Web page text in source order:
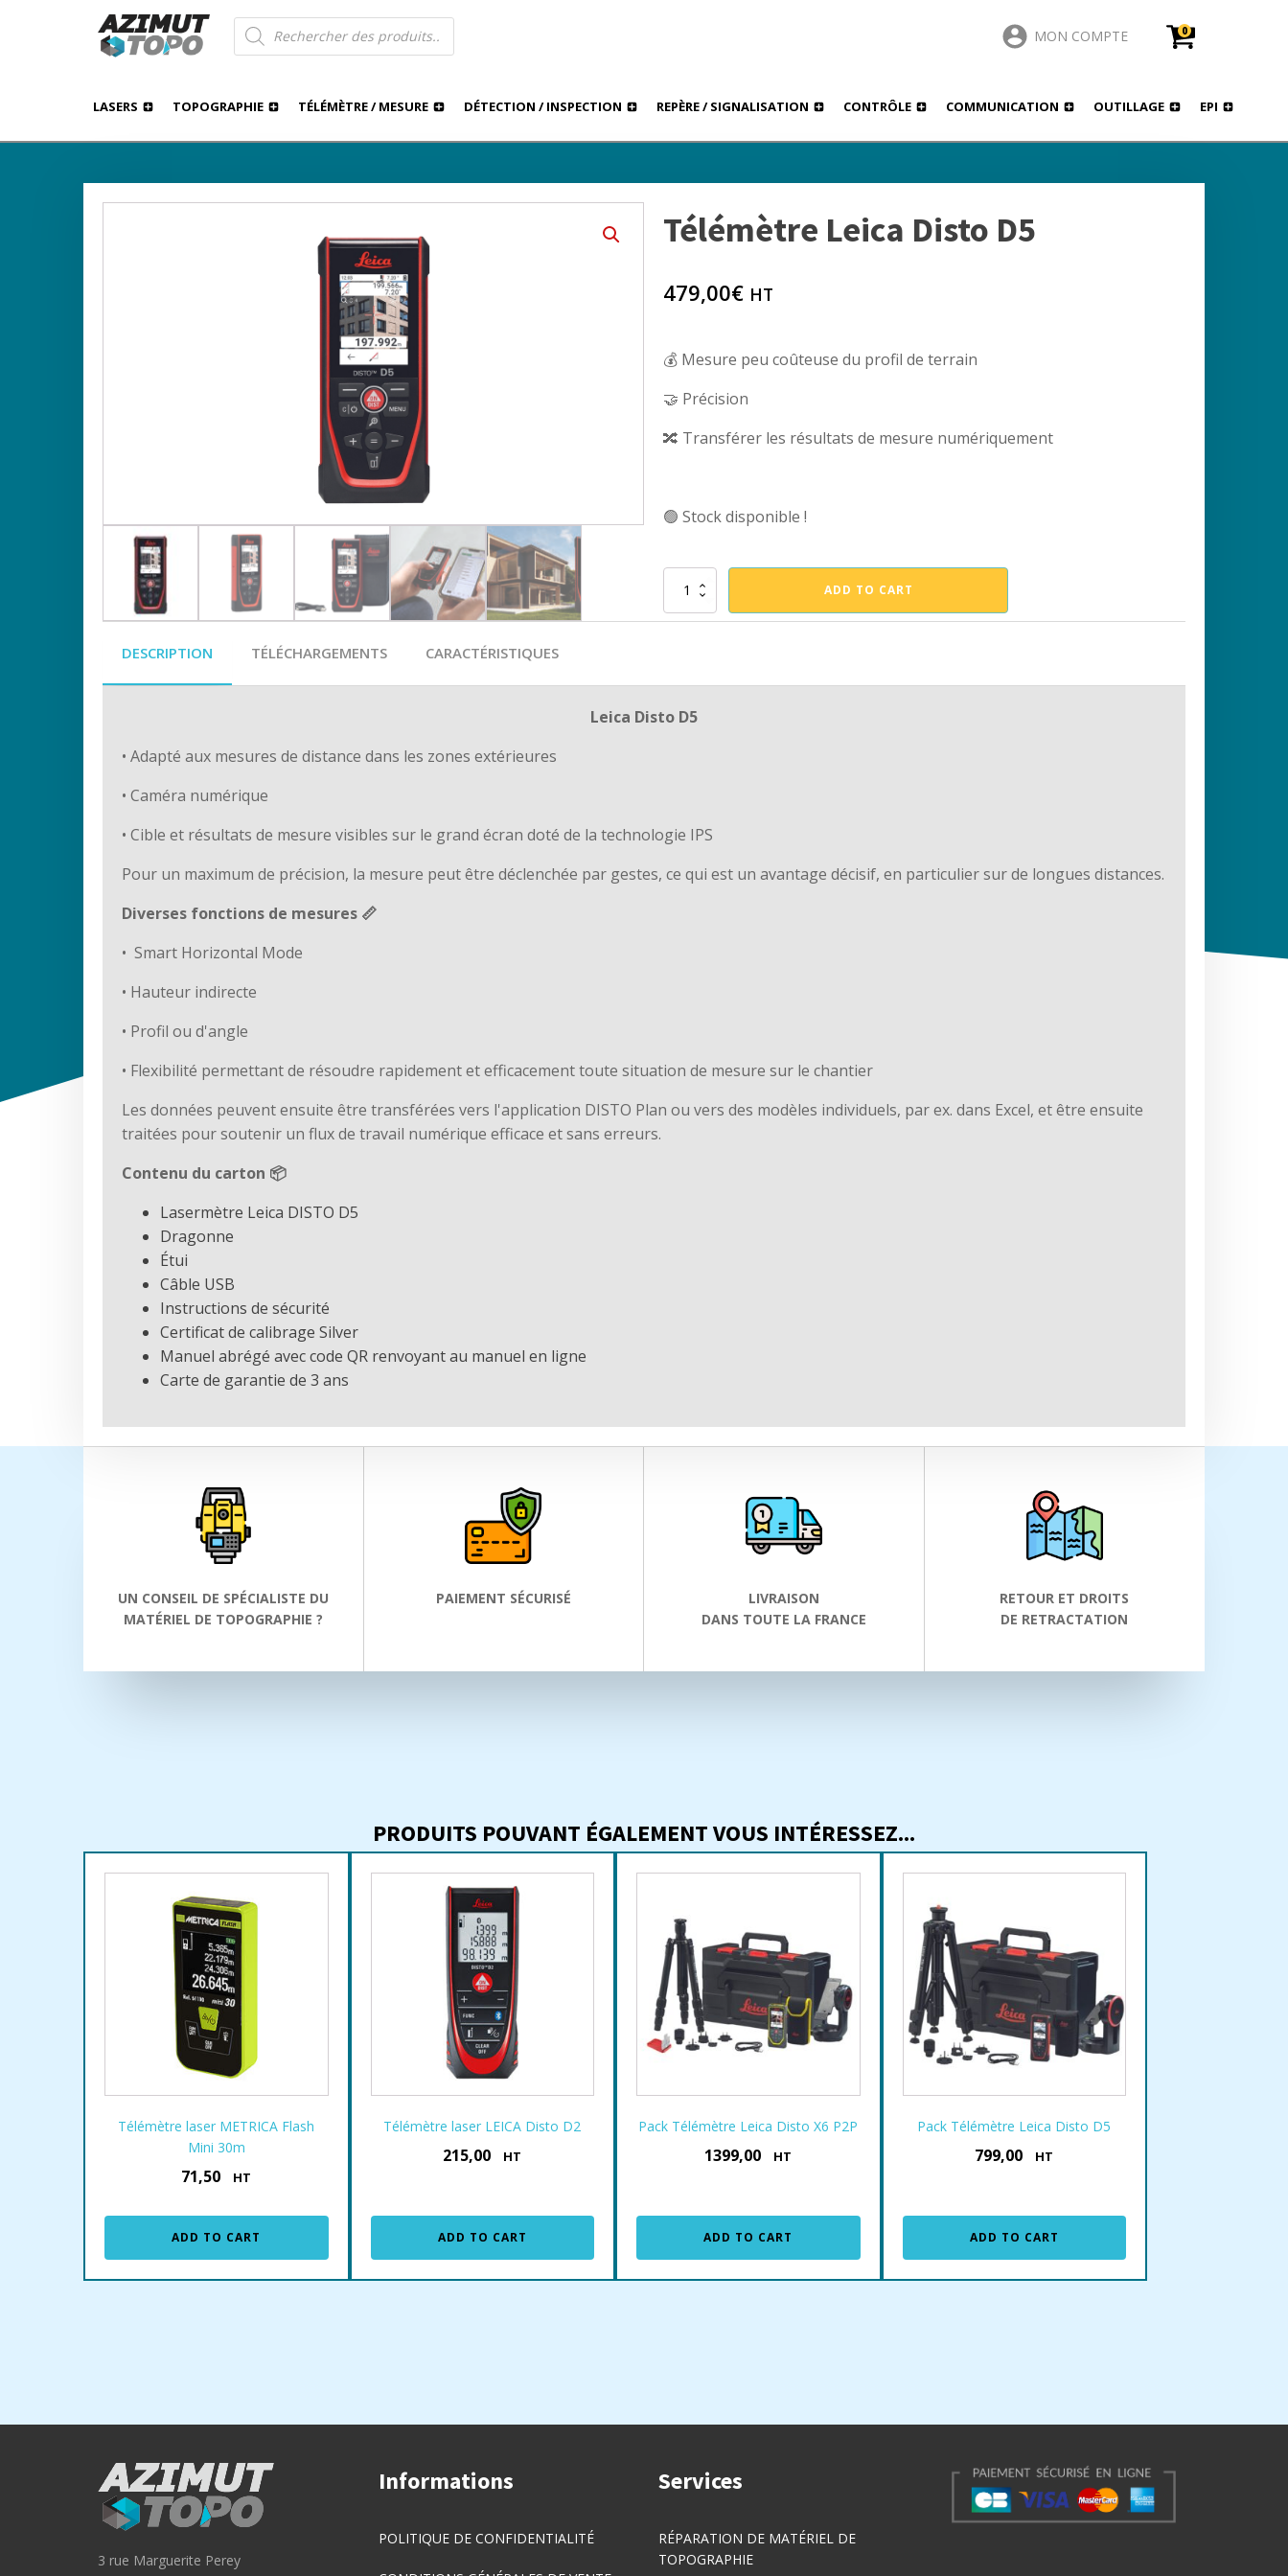
Recherche
MON COMPTE 0
LASERS TOPOGRAPHIE TÉLÉMÈTRE / MESURE DÉTECTION / INSPECTION REPÈRE / SIGNALISATION CONTRÔLE COMMUNICATION OUTILLAGE EPI
TÉLÉMÈTRE / MESURE Télémètre Leica Disto D5Télémètre Leica Disto D5
479,00€ HT
💰 Mesure peu coûteuse du profil de terrain
🤝 Précision
🔀 Transférer les résultats de mesure numériquement
🟢 Stock disponible !
Télémètre
Disto
ADD TO CART
DESCRIPTION TÉLÉCHARGEMENTS CARACTÉRISTIQUES
Leica Disto D5
• Adapté aux mesures de distance dans les zones extérieures
• Caméra numérique
• Cible et résultats de mesure visibles sur le grand écran doté de la technologie IPS
Pour un maximum de précision, la mesure peut être déclenchée par gestes, ce qui est un avantage décisif, en particulier sur de longues distances.
Diverses fonctions de mesures 📏
• Smart Horizontal Mode
• Hauteur indirecte
• Profil ou d'angle
• Flexibilité permettant de résoudre rapidement et efficacement toute situation de mesure sur le chantier
Les données peuvent ensuite être transférées vers l'application DISTO Plan ou vers des modèles individuels, par ex. dans Excel, et être ensuite
traitées pour soutenir un flux de travail numérique efficace et sans erreurs.
Contenu du carton 📦
Lasermètre Leica DISTO D5
Dragonne
Étui
Câble USB
Instructions de sécurité
Certificat de calibrage Silver
Manuel abrégé avec code QR renvoyant au manuel en ligne
Carte de garantie de 3 ans
UN CONSEIL DE SPÉCIALISTE DU
MATÉRIEL DE TOPOGRAPHIE ?
PAIEMENT SÉCURISÉ
LIVRAISON
DANS TOUTE LA FRANCE
RETOUR ET DROITS
DE RETRACTATION
PRODUITS POUVANT ÉGALEMENT VOUS INTÉRESSEZ...
Télémètre laser METRICA Flash
Mini 30m
71,50 HT
ADD TO CART
Télémètre laser LEICA Disto D2
215,00 HT
ADD TO CART
Pack Télémètre Leica Disto X6 P2P
1399,00 HT
ADD TO CART
Pack Télémètre Leica Disto D5
799,00 HT
ADD TO CART
3 rue Marguerite Perey
Informations
POLITIQUE DE CONFIDENTIALITÉ
Services
RÉPARATION DE MATÉRIEL DE
TOPOGRAPHIE